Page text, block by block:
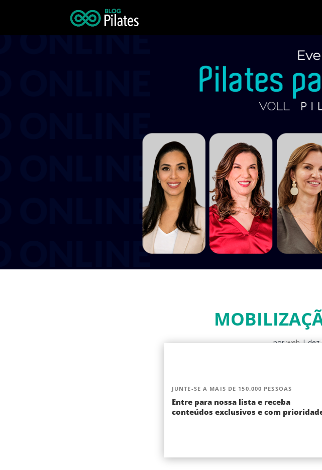
porweb|dez
JUNTE-SE A MAIS DE 150.000 PESSOAS
Entre para nossa lista e receba
conteúdos exclusivos e com